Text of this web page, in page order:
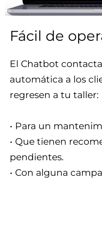
Fácil de
El Chatbot
automática a los
regresen a tu taller:
• Para un
• Que tienen
pendientes.
• Con alguna